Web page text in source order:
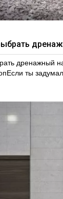
дренажный
ты